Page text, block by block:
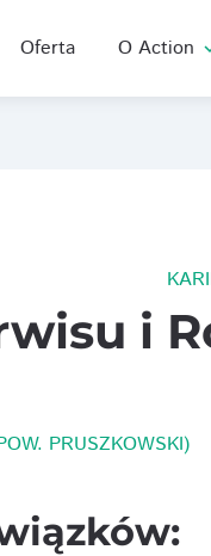
Oferta O Action
i
PRUSZKOWSKI)